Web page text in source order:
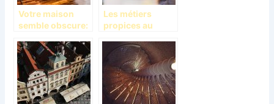
Votre maison
semble obscure:
Les métiers
propices au